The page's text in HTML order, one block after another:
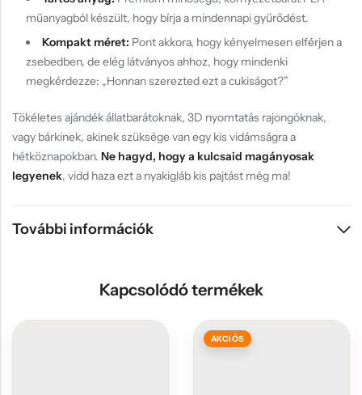
műanyagból készült, hogy bírja a mindennapi gyűrődést.
Kompakt méret: Pont akkora, hogy kényelmesen elférjen a
zsebedben, de elég látványos ahhoz, hogy mindenki
megkérdezze: „Honnan szerezted ezt a cukiságot?”
Tökéletes ajándék állatbarátoknak, 3D nyomtatás rajongóknak,
vagy bárkinek, akinek szüksége van egy kis vidámságra a
hétköznapokban. Ne hagyd, hogy a kulcsaid magányosak
legyenek, vidd haza ezt a nyakigláb kis pajtást még ma!
További információk
Kapcsolódó termékek
AKCIÓS